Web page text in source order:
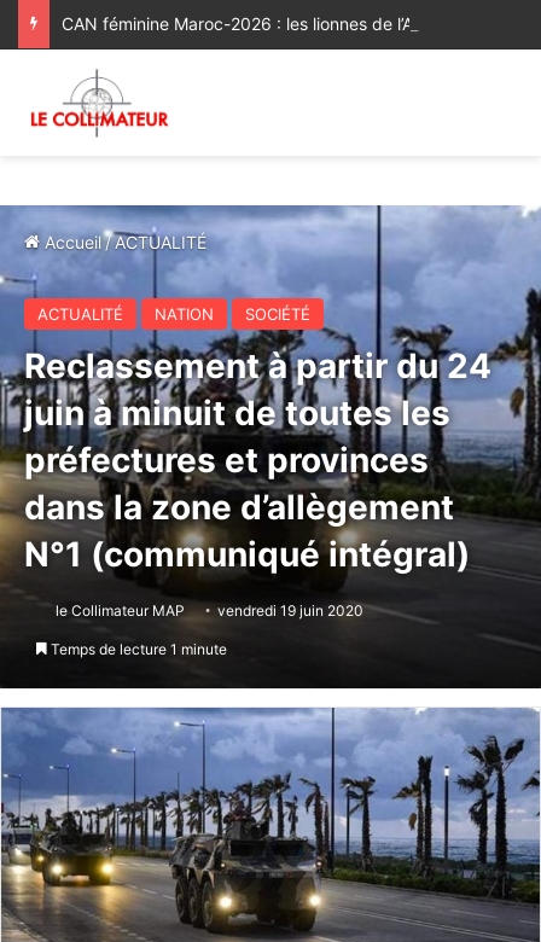
Accueil /ACTUALITÉ
ACTUALITÉ NATION SOCIÉTÉ
Reclassement à partir du 24
juin à minuit de toutes les
préfectures et provinces
dans la zone d’allègement
N°1 (communiqué intégral)
le Collimateur MAP vendredi 19 juin 2020
Temps de lecture 1 minute